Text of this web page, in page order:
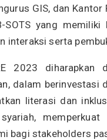
GIS, dan
SOTS yang
interaksi serta
2023
dalam berinvestasi
literasi dan
bagi stakeholders